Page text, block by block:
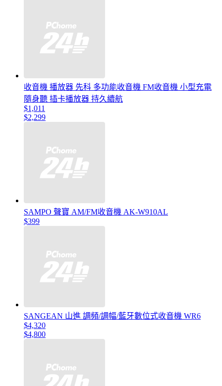
收音機 播放器 先科 多功能收音機 FM收音機 小型充電
隨身聽 插卡播放器 持久續航
$1,011
$2,299
SAMPO 聲寶 AM/FM收音機 AK-W910AL
$399
SANGEAN 山進 調頻/調幅/藍牙數位式收音機 WR6
$4,320
$4,800